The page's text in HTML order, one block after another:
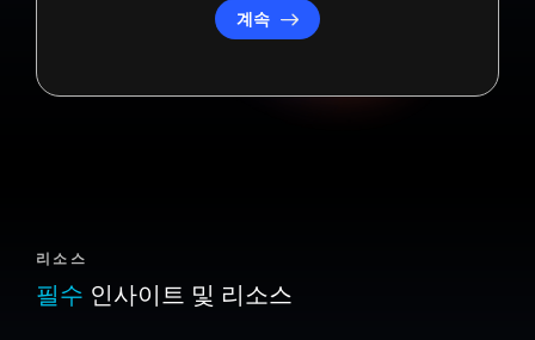
계속
리소스
필수 인사이트 및 리소스